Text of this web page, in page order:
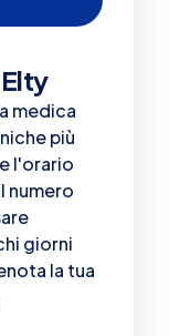
medica
più
l'orario
numero
giorni
la tua